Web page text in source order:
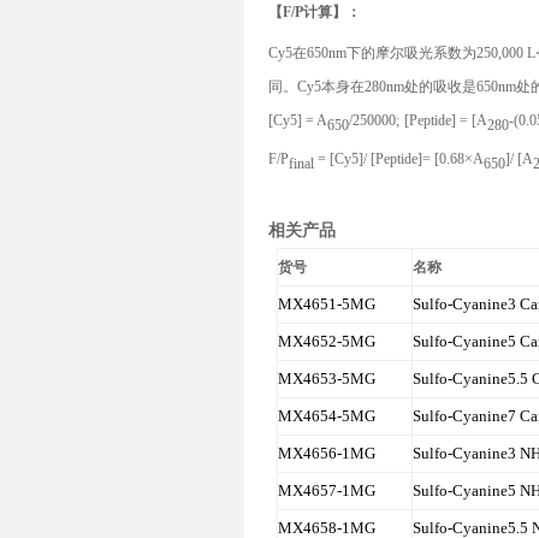
【F/P计算】：
Cy5在650nm下的摩尔吸光系数为250,000 L⋅
同。Cy5本身在280nm处的吸收是650nm
[Cy5] = A650/250000; [Peptide] = [A280-(
F/Pfinal = [Cy5]/[Peptide]= [0.68×A650]/ [A
相关产品
货号 名称
MX4651-5MG Sulfo-Cyanine3
MX4652-5MG Sulfo-Cyanine5
MX4653-5MG Sulfo-Cyanine5.5
MX4654-5MG Sulfo-Cyanine7
MX4656-1MG Sulfo-Cyanine3
MX4657-1MG Sulfo-Cyanine5
MX4658-1MG Sulfo-Cyanine5.5